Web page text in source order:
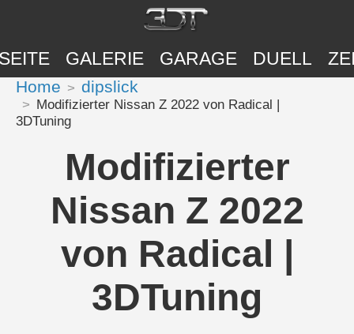
GALERIE GARAGE DUELL
Home dipslick
Modifizierter Nissan Z 2022 von Radical |
3DTuning
Modifizierter
Nissan Z 2022
von Radical |
3DTuning